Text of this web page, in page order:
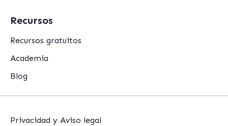
Recursos
Recursos gratuitos
Academia
Blog
Privacidad y Aviso legal